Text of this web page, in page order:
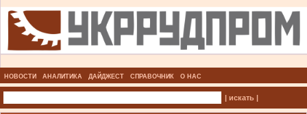
НОВОСТИ АНАЛИТИКА ДАЙДЖЕСТ СПРАВОЧНИК О НАС
| искать |